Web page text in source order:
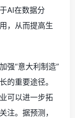
AI在数据分
，从而提高生
强“意大利制造”
的重要途径。
可以进一步拓
注。据预测，